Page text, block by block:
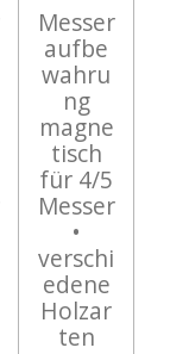
Messer
aufbe
wahru
ng
magne
tisch
für 4/5
Messer
•
verschi
edene
Holzar
ten